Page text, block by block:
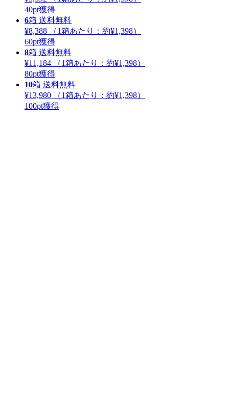
40pt獲得
6箱 送料無料
¥8,388
（1箱あたり： 約¥1,398）
60pt獲得
8箱 送料無料
¥11,184
（1箱あたり： 約¥1,398）
80pt獲得
10箱 送料無料
¥13,980
（1箱あたり： 約¥1,398）
100pt獲得